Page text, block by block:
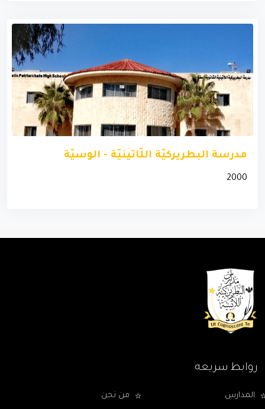
مدرسة البطريركيّة اللّاتينيّة - الوسيّة
2000
روابط سريعه
من نحن المدارس